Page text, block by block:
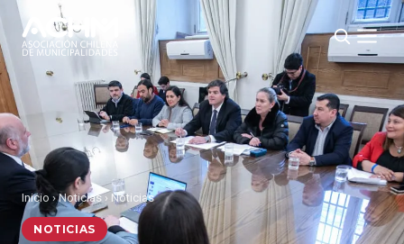
Inicio ›Noticias› Noticias
NOTICIAS